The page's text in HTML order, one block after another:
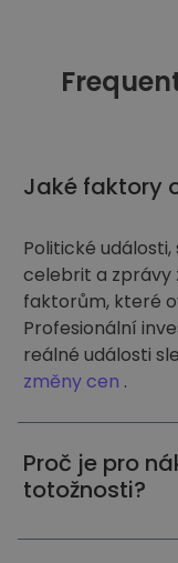
Jaké faktory
Politické
celebrit a zprávy
faktorům, které
Profesionální
reálné události
změny cen .
Proč je pro
totožnosti?